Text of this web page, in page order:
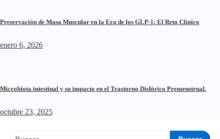
Preservación de Masa Muscular en la Era de los GLP-1: El Reto Clínico
enero 6, 2026
Microbiota intestinal y su impacto en el Trastorno Disfórico Premenstrual.
octubre 23, 2025
Buscar: